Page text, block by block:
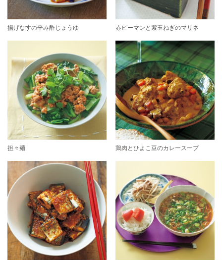
揚げなすの辛み酢じょうゆ 赤ピーマンと紫玉ねぎのマリネ
担々麺 鶏肉とひよこ豆のカレースープ